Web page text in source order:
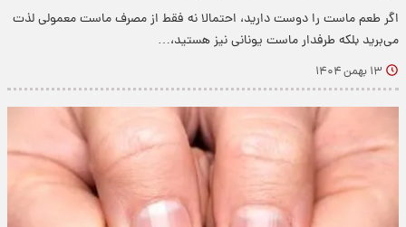
اگر طعم ماست را دوست دارید، احتمالا نه فقط از مصرف ماست معمولی لذت
می‌برید بلکه طرفدار ماست یونانی نیز هستید،…
۱۳ بهمن ۱۴۰۴